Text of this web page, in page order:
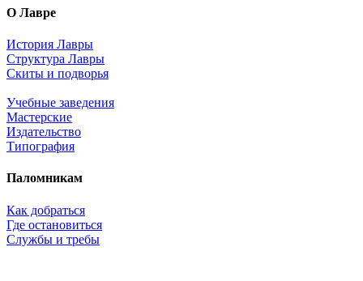
О Лавре
История Лавры
Структура Лавры
Скиты и подворья
Учебные заведения
Мастерские
Издательство
Типография
Паломникам
Как добраться
Где остановиться
Службы и требы